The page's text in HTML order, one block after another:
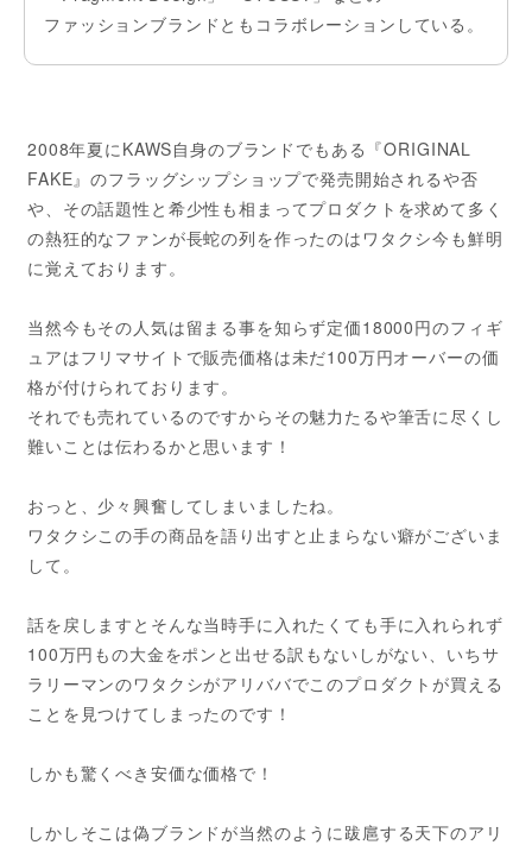
ファッションブランドともコラボレーションしている。
2008年夏にKAWS自身のブランドでもある『ORIGINAL
FAKE』のフラッグシップショップで発売開始されるや否
や、その話題性と希少性も相まってプロダクトを求めて多く
の熱狂的なファンが長蛇の列を作ったのはワタクシ今も鮮明
に覚えております。
当然今もその人気は留まる事を知らず定価18000円のフィギ
ュアはフリマサイトで販売価格は未だ100万円オーバーの価
格が付けられております。
それでも売れているのですからその魅力たるや筆舌に尽くし
難いことは伝わるかと思います！
おっと、少々興奮してしまいましたね。
ワタクシこの手の商品を語り出すと止まらない癖がございま
して。
話を戻しますとそんな当時手に入れたくても手に入れられず
100万円もの大金をポンと出せる訳もないしがない、いちサ
ラリーマンのワタクシがアリババでこのプロダクトが買える
ことを見つけてしまったのです！
しかも驚くべき安価な価格で！
しかしそこは偽ブランドが当然のように跋扈する天下のアリ